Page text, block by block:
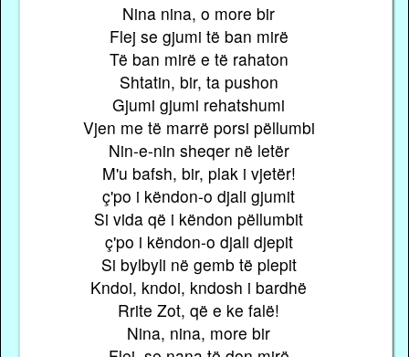
Nina nina, o more bir
Flej se gjumi të ban mirë
Të ban mirë e të rahaton
Shtatin, bir, ta pushon
Gjumi gjumi rehatshumi
Vjen me të marrë porsi pëllumbi
Nin-e-nin sheqer në letër
M'u bafsh, bir, plak i vjetër!
ç'po i këndon-o djali gjumit
Si vida që i këndon pëllumbit
ç'po i këndon-o djali djepit
Si bylbyli në gemb të plepit
Kndoi, kndoi, kndosh i bardhë
Rrite Zot, që e ke falë!
Nina, nina, more bir